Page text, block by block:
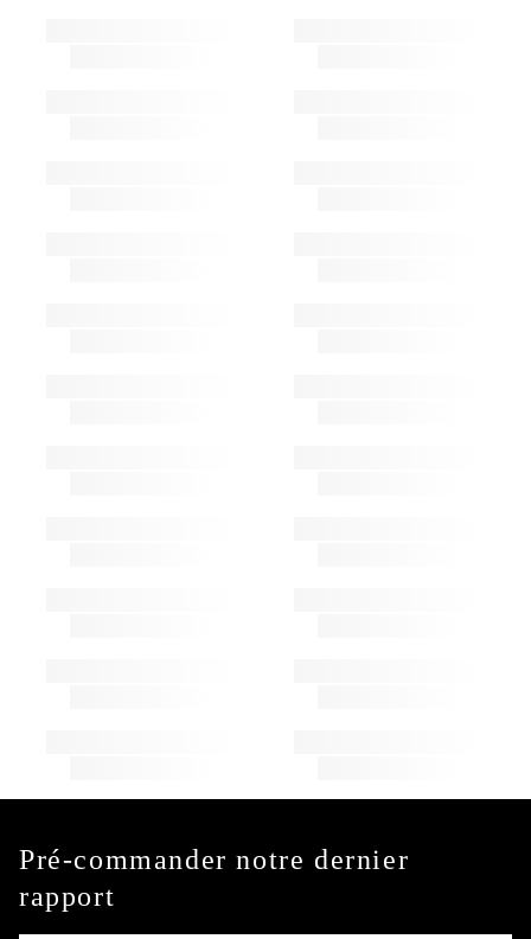
Pré-commander notre dernier
rapport